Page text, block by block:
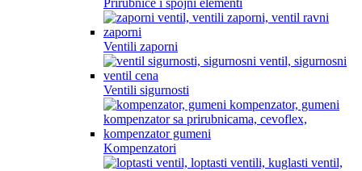
Prirubnice i spojni elementi
Ventili zaporni
Ventili sigurnosti
Kompenzatori